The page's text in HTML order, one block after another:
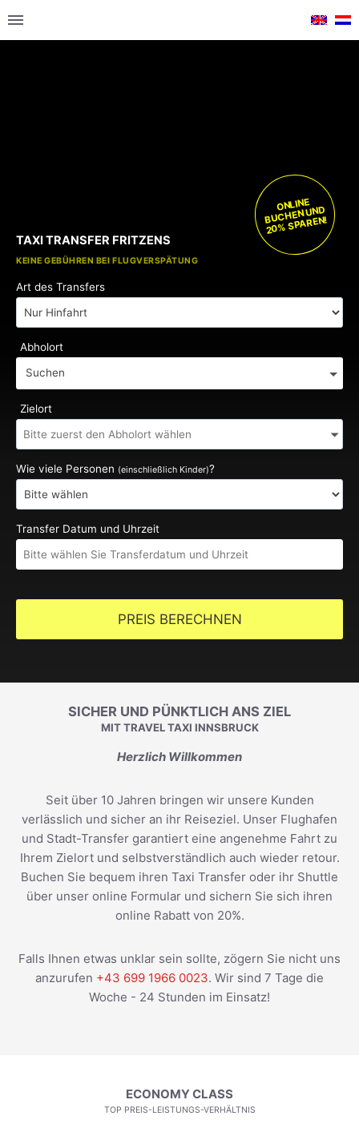
KOSTENLOSE KINDERSITZE
KEINE GEBÜHREN BEI FLUGVERSPÄTUNG
TAXI TRANSFER FRITZENS
ONLINE
BUCHEN UND
20% SPAREN!
Art des Transfers
Abholort
Suchen
Zielort
Wie viele Personen (einschließlich Kinder)?
Transfer Datum und Uhrzeit
PREIS BERECHNEN
SICHER UND PÜNKTLICH ANS ZIEL
MIT TRAVEL TAXI INNSBRUCK
Herzlich Willkommen
Seit über 10 Jahren bringen wir unsere Kunden
verlässlich und sicher an ihr Reiseziel. Unser Flughafen
und Stadt-Transfer garantiert eine angenehme Fahrt zu
Ihrem Zielort und selbstverständlich auch wieder retour.
Buchen Sie bequem ihren Taxi Transfer oder ihr Shuttle
über unser online Formular und sichern Sie sich ihren
online Rabatt von 20%.
Falls Ihnen etwas unklar sein sollte, zögern Sie nicht uns
anzurufen +43 699 1966 0023. Wir sind 7 Tage die
Woche - 24 Stunden im Einsatz!
ECONOMY CLASS
TOP PREIS-LEISTUNGS-VERHÄLTNIS